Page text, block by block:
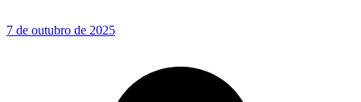
7 de outubro de 2025